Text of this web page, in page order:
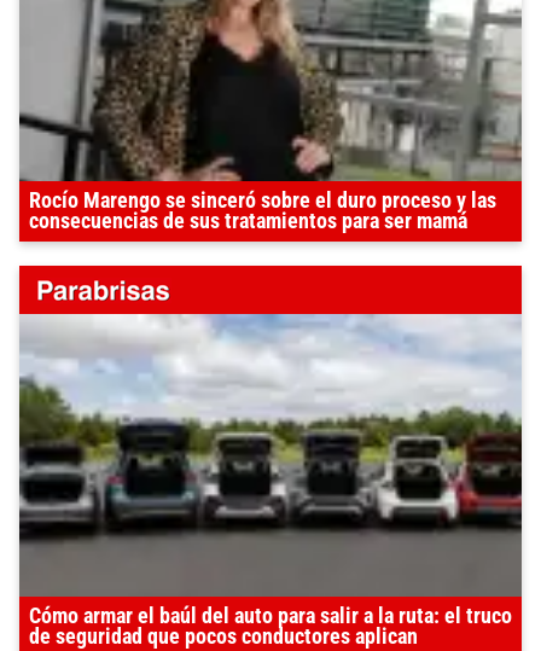
Rocío Marengo se sinceró sobre el duro proceso y las
consecuencias de sus tratamientos para ser mamá
Cómo armar el baúl del auto para salir a la ruta: el truco
de seguridad que pocos conductores aplican